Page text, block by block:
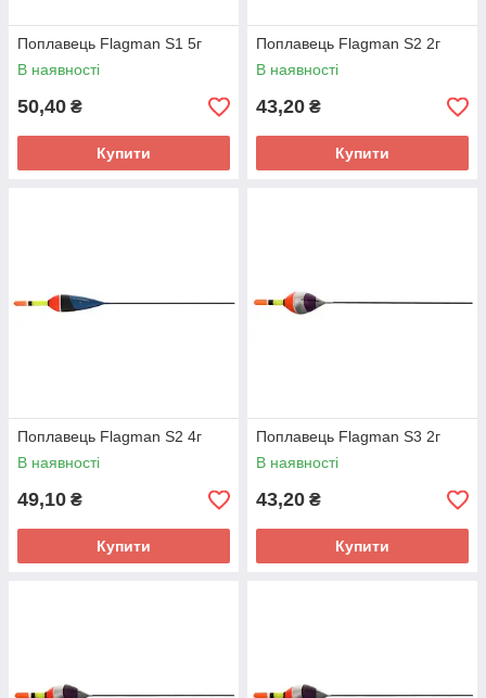
Поплавець Flagman S1 5г
В наявності
50,40 ₴
Купити
Поплавець Flagman S2 2г
В наявності
43,20 ₴
Купити
Поплавець Flagman S2 4г
В наявності
49,10 ₴
Купити
Поплавець Flagman S3 2г
В наявності
43,20 ₴
Купити